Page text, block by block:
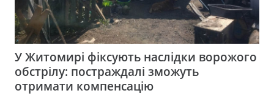
У Житомирі фіксують наслідки ворожого
обстрілу: постраждалі зможуть
отримати компенсацію